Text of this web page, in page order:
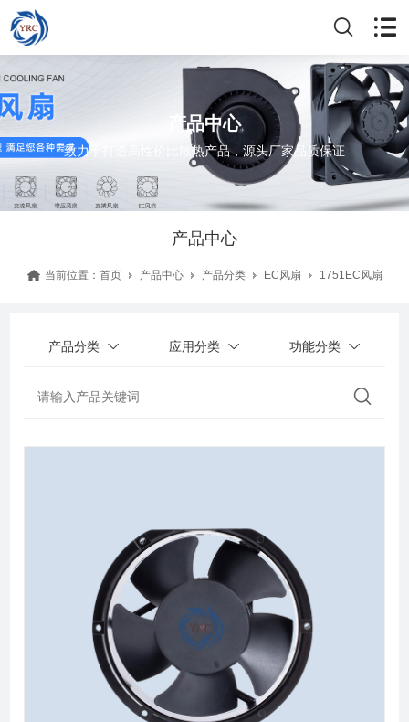
产品中心
致力于打造高性价比散热产品，源头厂家品质保证
产品中心
当前位置： 首页 产品中心 产品分类 EC风扇 1751EC风扇
产品分类 应用分类 功能分类